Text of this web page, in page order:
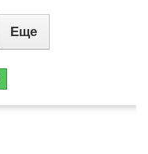
Еще